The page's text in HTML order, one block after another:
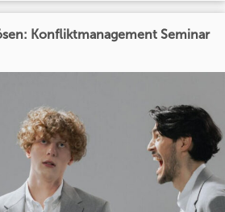
Konfliktmanagement Seminar